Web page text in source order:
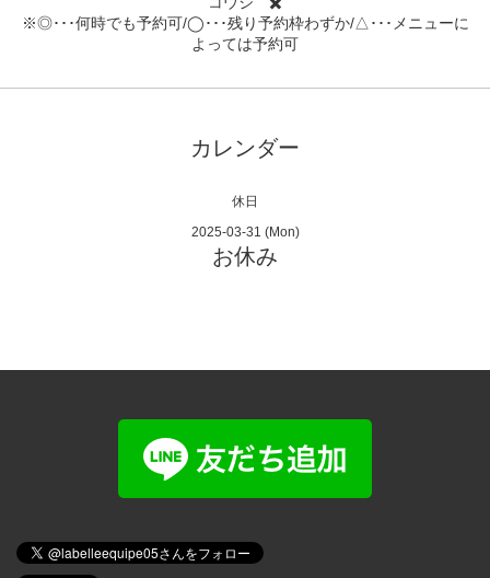
※◎･･･何時でも予約可/◯･･･残り予約枠わずか/△･･･メニューに
よっては予約可
カレンダー
休日
2025-03-31 (Mon)
お休み